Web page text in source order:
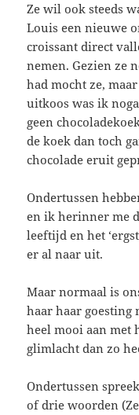
Ze wil ook steeds
Louis een nieuwe
croissant direct
nemen. Gezien ze
had mocht ze,
uitkoos was ik
geen
de koek dan toch
chocolade eruit
Ondertussen
en ik herinner me
leeftijd en het
er al naar uit.
Maar normaal is
haar haar goesting
heel mooi aan met
glimlacht dan zo
Ondertussen
of drie woorden